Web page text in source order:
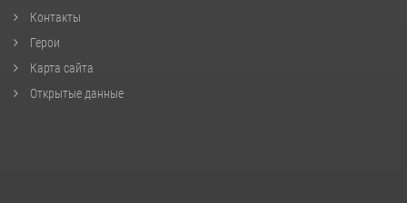
Контакты
Герои
Карта сайта
Открытые данные